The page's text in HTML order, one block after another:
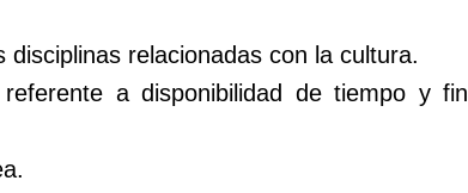
relacionadas con la cultura.
a disponibilidad de tiempo y